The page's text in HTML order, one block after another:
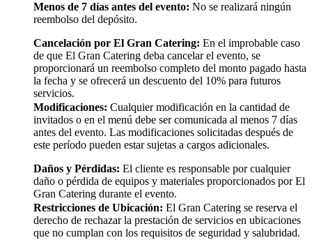
Menos de 7 días antes del evento: No se realizará ningún
reembolso del depósito.
Cancelación por El Gran Catering: En el improbable caso
de que El Gran Catering deba cancelar el evento, se
proporcionará un reembolso completo del monto pagado hasta
la fecha y se ofrecerá un descuento del 10% para futuros
servicios.
Modificaciones: Cualquier modificación en la cantidad de
invitados o en el menú debe ser comunicada al menos 7 días
antes del evento. Las modificaciones solicitadas después de
este período pueden estar sujetas a cargos adicionales.
Daños y Pérdidas: El cliente es responsable por cualquier
daño o pérdida de equipos y materiales proporcionados por El
Gran Catering durante el evento.
Restricciones de Ubicación: El Gran Catering se reserva el
derecho de rechazar la prestación de servicios en ubicaciones
que no cumplan con los requisitos de seguridad y salubridad.